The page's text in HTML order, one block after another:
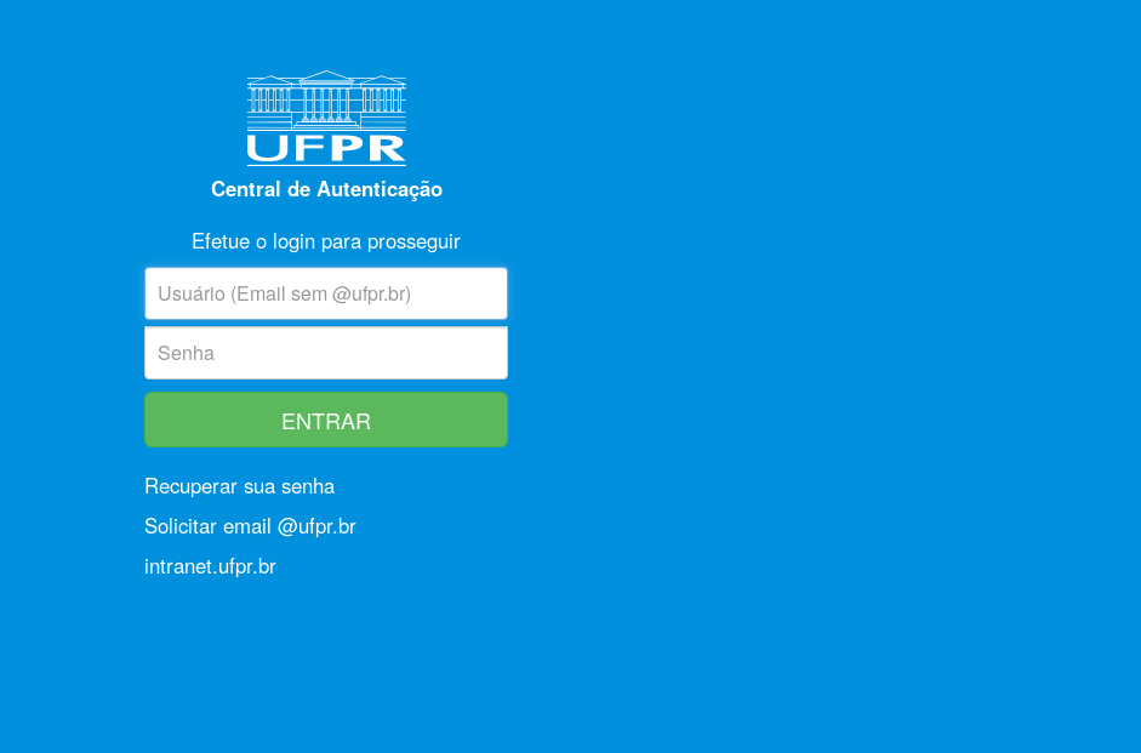
Central de Autenticação
Efetue o login para prosseguir
U
Senha:
Recuperar sua senha
Solicitar email @ufpr.br
intranet.ufpr.br